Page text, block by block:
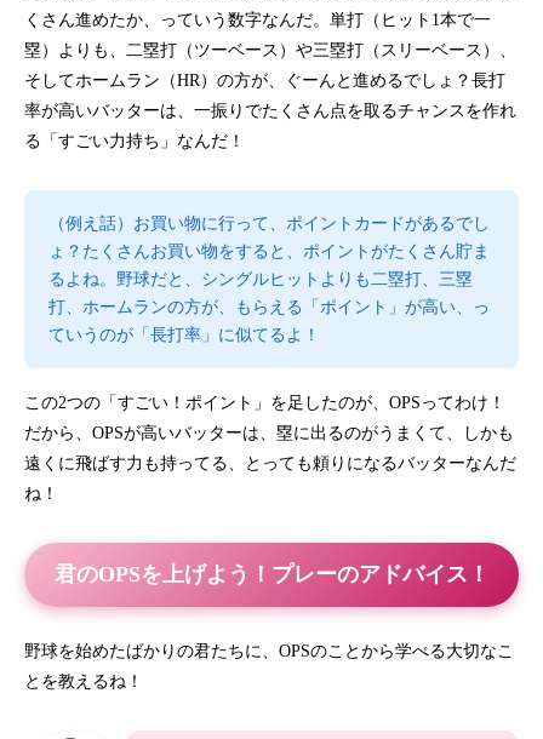
くさん進めたか、っていう数字なんだ。単打（ヒット1本で一
塁）よりも、二塁打（ツーベース）や三塁打（スリーベース）、
そしてホームラン（HR）の方が、ぐーんと進めるでしょ？長打
率が高いバッターは、一振りでたくさん点を取るチャンスを作れ
る「すごい力持ち」なんだ！
（例え話）お買い物に行って、ポイントカードがあるでし
ょ？たくさんお買い物をすると、ポイントがたくさん貯ま
るよね。野球だと、シングルヒットよりも二塁打、三塁
打、ホームランの方が、もらえる「ポイント」が高い、っ
ていうのが「長打率」に似てるよ！
この2つの「すごい！ポイント」を足したのが、OPSってわけ！
だから、OPSが高いバッターは、塁に出るのがうまくて、しかも
遠くに飛ばす力も持ってる、とっても頼りになるバッターなんだ
ね！
君のOPSを上げよう！プレーのアドバイス！
野球を始めたばかりの君たちに、OPSのことから学べる大切なこ
とを教えるね！